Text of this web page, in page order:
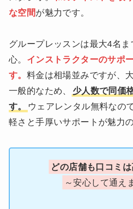
な空間が魅力です。
グループレッスンは最大4名
心。 インストラクターのサポ
す。 料金は相場並みですが、
一般的なため、
少人数で同価
す。
ウェアレンタル無料なの
軽さと手厚いサポートが魅力
どの店舗も口コミは
～安心して通え